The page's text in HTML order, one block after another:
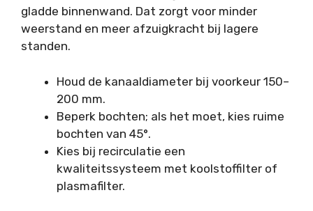
gladde binnenwand. Dat zorgt voor minder
weerstand en meer afzuigkracht bij lagere
standen.
Houd de kanaaldiameter bij voorkeur 150–
200 mm.
Beperk bochten; als het moet, kies ruime
bochten van 45°.
Kies bij recirculatie een
kwaliteitssysteem met koolstoffilter of
plasmafilter.